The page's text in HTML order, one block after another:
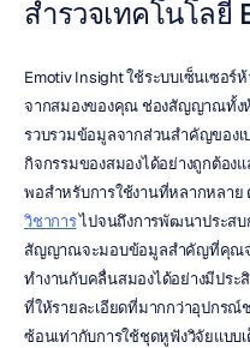
สำรวจเทคโนโล
Emotiv Insight ใช้ระบบเซ็นเซ
จากสมองของคุณ ช่องสัญญาณทั้งห้
รวบรวมข้อมูลจากส่วนสำคัญของ
กิจกรรมของสมองได้อย่างถูกต้อง
พอสำหรับการใช้งานที่หลากหลาย
วิชาการ ไปจนถึงการพัฒนาประสบ
สัญญาณจะมอบข้อมูลสำคัญที่คุณจำ
ทำงานกับคลื่นสมองได้อย่างมีปร
ที่ให้รายละเอียดที่มากกว่าอุปกร
ซ้อนเท่ากับการใช้ชุดหูฟังวิจัยแบบ